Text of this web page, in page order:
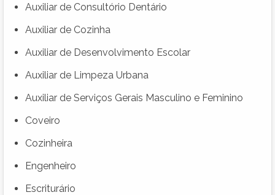
Auxiliar de Consultório Dentário
Auxiliar de Cozinha
Auxiliar de Desenvolvimento Escolar
Auxiliar de Limpeza Urbana
Auxiliar de Serviços Gerais Masculino e Feminino
Coveiro
Cozinheira
Engenheiro
Escriturário